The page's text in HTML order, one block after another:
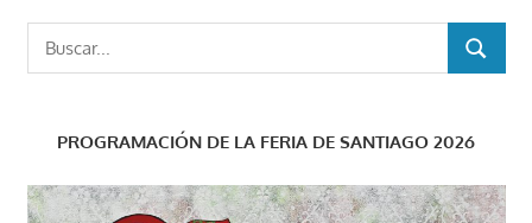
Buscar:
BUSCAR
PROGRAMACIÓN DE LA FERIA DE SANTIAGO 2026